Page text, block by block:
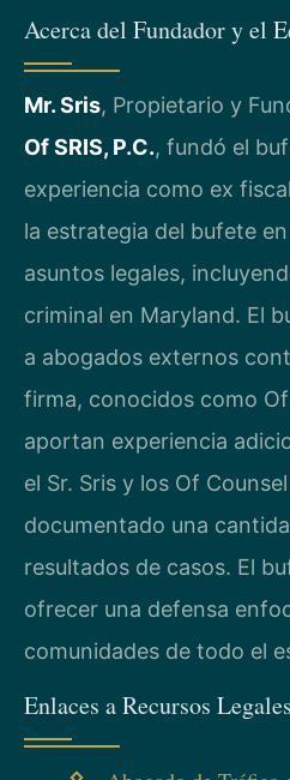
Acerca del Fundador y el
Mr. Sris, Propietario y
Of SRIS, P.C., fundó el
experiencia como ex
la estrategia del bufete
asuntos legales,
criminal en Maryland. El
a abogados externos
firma, conocidos como
aportan experiencia
el Sr. Sris y los Of
documentado una
resultados de casos. El
ofrecer una defensa
comunidades de todo el
Enlaces a Recursos